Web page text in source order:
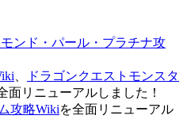
ンド・パール・プラチナ攻
ドラゴンクエストモンスタ
面リニューアルしました！
攻略Wikiを全面リニューアル